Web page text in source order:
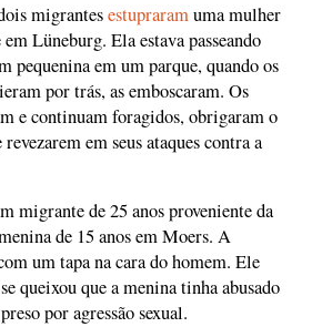
migrantesestupraramuma mulher
Lüneburg. Ela estava passeando
pequenina em um parque, quando os
por trás, as emboscaram. Os
e continuam foragidos, obrigaram o
em seus ataques contra a
migrante de 25 anos proveniente da
de 15 anos em Moers. A
um tapa na cara do homem. Ele
queixou que a menina tinha abusado
por agressão sexual.